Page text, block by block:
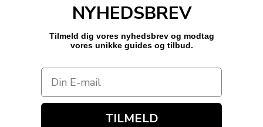
NYHEDSBREV
Tilmeld dig vores nyhedsbrev og modtag
vores unikke guides og tilbud.
TILMELD